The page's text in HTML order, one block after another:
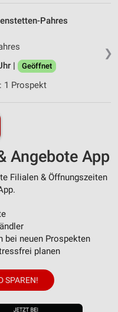
❯
Pahres
|
Geöffnet
1 Prospekt
Angebote App
Filialen & Öffnungszeiten
bei neuen Prospekten
planen
SPAREN!